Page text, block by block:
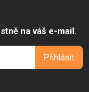
na váš e-mail.